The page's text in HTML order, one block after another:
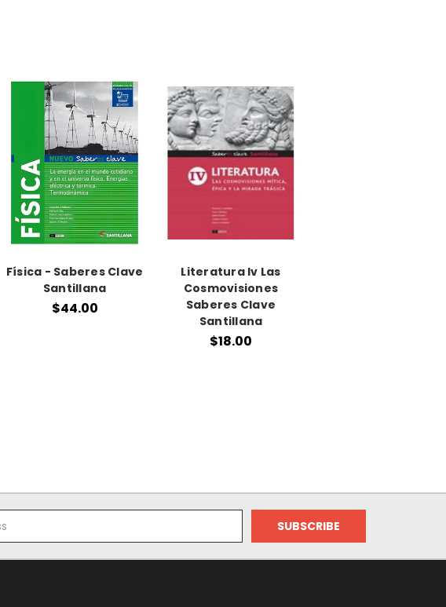
Física - Saberes Clave
Santillana
$44.00
Literatura Iv Las
Cosmovisiones
Saberes Clave
Santillana
$18.00